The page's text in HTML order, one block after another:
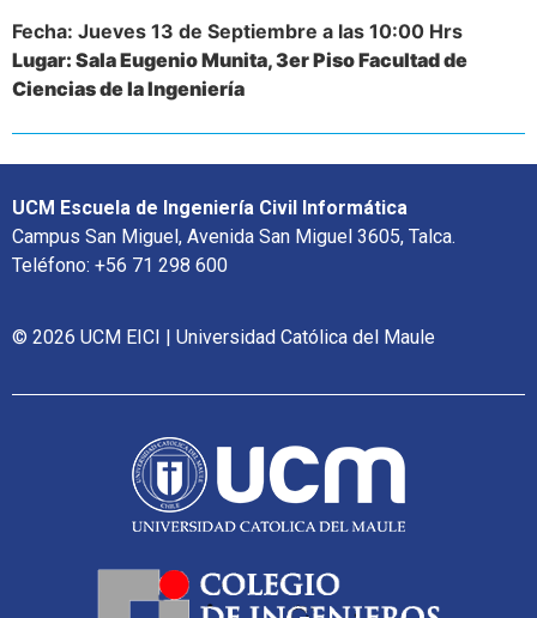
Fecha: Jueves 13 de Septiembre a las 10:00 Hrs
Lugar: Sala Eugenio Munita, 3er Piso Facultad de
Ciencias de la Ingeniería
UCM Escuela de Ingeniería Civil Informática
Campus San Miguel, Avenida San Miguel 3605, Talca.
Teléfono: +56 71 298 600
© 2026 UCM EICI | Universidad Católica del Maule